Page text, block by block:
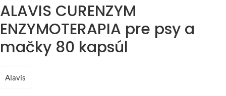
ALAVIS CURENZYM
ENZYMOTERAPIA pre psy a
mačky 80 kapsúl
Alavis